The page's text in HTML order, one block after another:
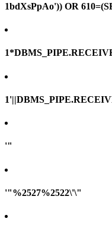
1bdXsPpAo')) OR
'"
'"%2527%2522\'\"